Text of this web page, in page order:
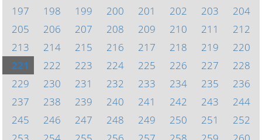
197
198 199 200 201 202 203
204
205
206 207 208 209 210 211
212
213
214 215 216 217 218 219
220
221
222 223 224 225 226 227
228
229
230 231 232 233 234 235
236
237
238 239 240 241 242 243
244
245
246 247 248 249 250 251
252